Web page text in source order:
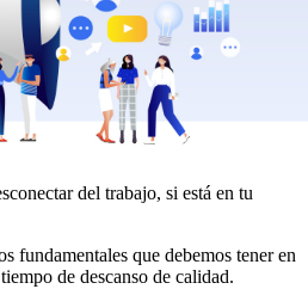
del trabajo, si está en tu
fundamentales que debemos tener en
de descanso de calidad.